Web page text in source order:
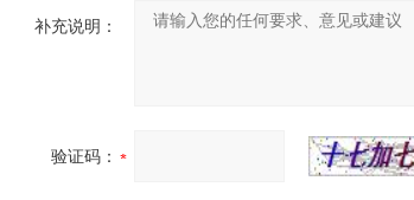
补充说明：
验证码：